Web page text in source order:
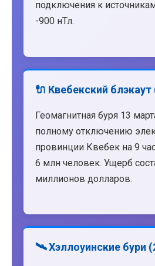
подключения к
-900 нТл.
🔌 Квебекский блэкаут
Геомагнитная буря 13
полному отключению
провинции Квебек на 9
6 млн человек. Ущерб
миллионов долларов.
🛰️ Хэллоуинские бури